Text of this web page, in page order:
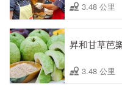
3.48 公里
昇和甘草芭
3.48 公里